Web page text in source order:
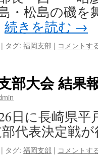
・松島の磯を
続きを読む →
| タグ: 福岡支部 | コメントす
部大会 結果
日に長崎県平
代表決定戦
| タグ: 福岡支部 | コメントす